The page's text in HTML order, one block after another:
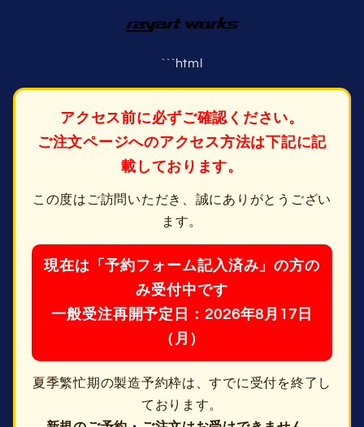
```html
アクセス前に必ずご確認ください。
ご注文ページへのアクセス方法は下記に記
載しております。
この度はご訪問いただき、誠にありがとうござい
ます。
現在は「予約フォーム記入済み」の方の
み受付中です
一般受注再開予定日：2026年8月17日
（月）
夏季繁忙期の製造予約枠は、すでに受付を終了し
ております。